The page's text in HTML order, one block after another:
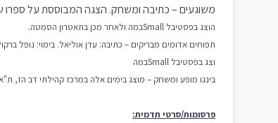
משוגעים – כתיבה ומשחק. הצגה המבוססת על ספרו
הוצג בפסטיבל Smallבמה ולאחר מכן בתאטרון הסמטה.
תפוחים אדומים מבריקים – כתיבה: עדן אוליאל. בימוי: נופל
וצג בפסטיבל Smallבמה
בינגו מופע ומשחק – מוצג בימים אלה במרכז קהילתי דב הז,
פרסומות/סרטי תדמית: